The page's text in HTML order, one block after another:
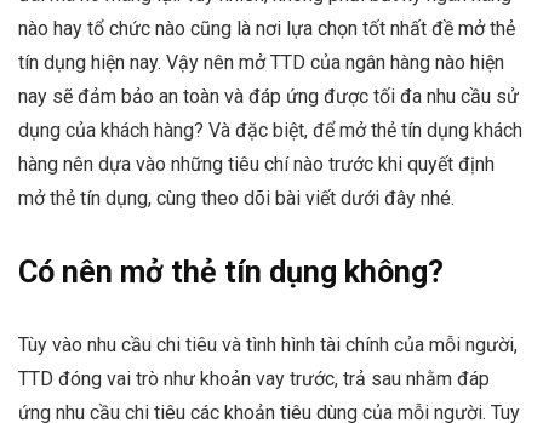
nào hay tổ chức nào cũng là nơi lựa chọn tốt nhất đề mở thẻ
tín dụng hiện nay. Vậy nên mở TTD của ngân hàng nào hiện
nay sẽ đảm bảo an toàn và đáp ứng được tối đa nhu cầu sử
dụng của khách hàng? Và đặc biệt, để mở thẻ tín dụng khách
hàng nên dựa vào những tiêu chí nào trước khi quyết định
mở thẻ tín dụng, cùng theo dõi bài viết dưới đây nhé.
Có nên mở thẻ tín dụng không?
Tùy vào nhu cầu chi tiêu và tình hình tài chính của mỗi người,
TTD đóng vai trò như khoản vay trước, trả sau nhằm đáp
ứng nhu cầu chi tiêu các khoản tiêu dùng của mỗi người. Tuy